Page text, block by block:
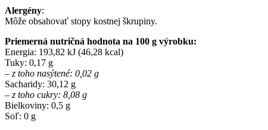
Alergény:
Môže obsahovať stopy kostnej škrupiny.
Priemerná nutričná hodnota na 100 g výrobku:
Energia: 193,82 kJ (46,28 kcal)
Tuky: 0,17 g
– z toho nasýtené: 0,02 g
Sacharidy: 30,12 g
– z toho cukry: 8,08 g
Bielkoviny: 0,5 g
Soľ: 0 g